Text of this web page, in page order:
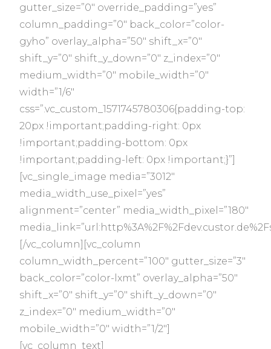
gutter_size=”0″ override_padding=”yes”
column_padding=”0″ back_color=”color-
gyho” overlay_alpha=”50″ shift_x=”0″
shift_y=”0″ shift_y_down=”0″ z_index=”0″
medium_width=”0″ mobile_width=”0″
width=”1/6″
css=”.vc_custom_1571745780306{padding-top:
20px !important;padding-right: 0px
!important;padding-bottom: 0px
!important;padding-left: 0px !important;}”]
[vc_single_image media=”3012″
media_width_use_pixel=”yes”
alignment=”center” media_width_pixel=”180″
[/vc_column][vc_column
column_width_percent=”100″ gutter_size=”3″
back_color=”color-lxmt” overlay_alpha=”50″
shift_x=”0″ shift_y=”0″ shift_y_down=”0″
z_index=”0″ medium_width=”0″
mobile_width=”0″ width=”1/2″]
[vc_column_text]